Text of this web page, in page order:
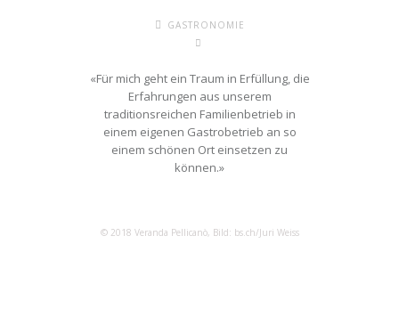
GASTRONOMIE
«Für mich geht ein Traum in Erfüllung, die
Erfahrungen aus unserem
traditionsreichen Familienbetrieb in
einem eigenen Gastrobetrieb an so
einem schönen Ort einsetzen zu
können.»
© 2018 Veranda Pellicanò, Bild: bs.ch/Juri Weiss